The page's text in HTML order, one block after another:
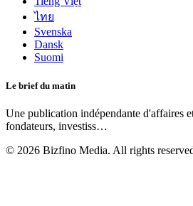
ไทย
Svenska
Dansk
Suomi
Le brief du matin
Une publication indépendante d'affaires
fondateurs, investiss…
© 2026 Bizfino Media. All rights